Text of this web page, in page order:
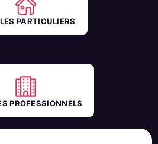
PARTICULIERS
PROFESSIONNELS